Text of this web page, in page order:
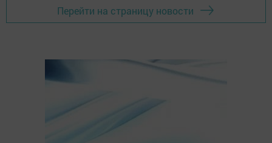
Перейти на страницу новости